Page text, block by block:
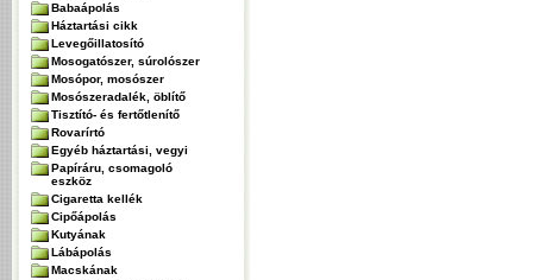
Babaápolás
Háztartási cikk
Levegőillatosító
Mosogatószer, súrolószer
Mosópor, mosószer
Mosószeradalék, öblítő
Tisztító- és fertőtlenítő
Rovarírtó
Egyéb háztartási, vegyi
Papíráru, csomagoló
eszköz
Cigaretta kellék
Cipőápolás
Kutyának
Lábápolás
Macskának